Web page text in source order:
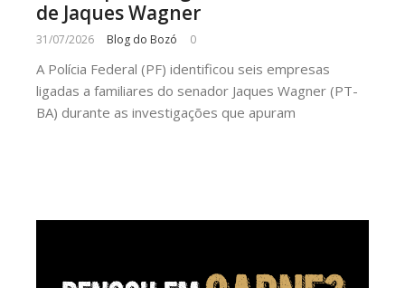
de Jaques Wagner
31/07/2026 Blog do Bozó 0
A Polícia Federal (PF) identificou seis empresas
ligadas a familiares do senador Jaques Wagner (PT-
BA) durante as investigações que apuram